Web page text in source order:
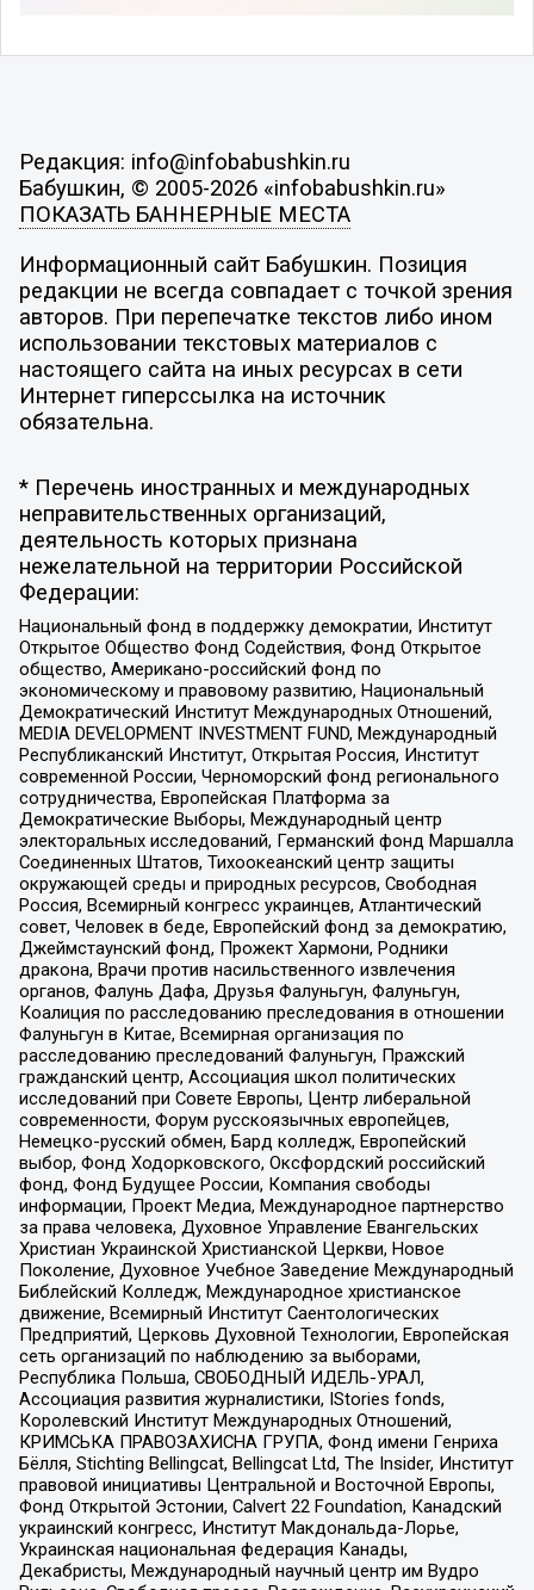
Редакция: info@infobabushkin.ru
Бабушкин, © 2005-2026 «infobabushkin.ru»
ПОКАЗАТЬ БАННЕРНЫЕ МЕСТА
Информационный сайт Бабушкин. Позиция
редакции не всегда совпадает с точкой зрения
авторов. При перепечатке текстов либо ином
использовании текстовых материалов с
настоящего сайта на иных ресурсах в сети
Интернет гиперссылка на источник
обязательна.
* Перечень иностранных и международных
неправительственных организаций,
деятельность которых признана
нежелательной на территории Российской
Федерации:
Национальный фонд в поддержку демократии, Институт
Открытое Общество Фонд Содействия, Фонд Открытое
общество, Американо-российский фонд по
экономическому и правовому развитию, Национальный
Демократический Институт Международных Отношений,
MEDIA DEVELOPMENT INVESTMENT FUND, Международный
Республиканский Институт, Открытая Россия, Институт
современной России, Черноморский фонд регионального
сотрудничества, Европейская Платформа за
Демократические Выборы, Международный центр
электоральных исследований, Германский фонд Маршалла
Соединенных Штатов, Тихоокеанский центр защиты
окружающей среды и природных ресурсов, Свободная
Россия, Всемирный конгресс украинцев, Атлантический
совет, Человек в беде, Европейский фонд за демократию,
Джеймстаунский фонд, Прожект Хармони, Родники
дракона, Врачи против насильственного извлечения
органов, Фалунь Дафа, Друзья Фалуньгун, Фалуньгун,
Коалиция по расследованию преследования в отношении
Фалуньгун в Китае, Всемирная организация по
расследованию преследований Фалуньгун, Пражский
гражданский центр, Ассоциация школ политических
исследований при Совете Европы, Центр либеральной
современности, Форум русскоязычных европейцев,
Немецко-русский обмен, Бард колледж, Европейский
выбор, Фонд Ходорковского, Оксфордский российский
фонд, Фонд Будущее России, Компания свободы
информации, Проект Медиа, Международное партнерство
за права человека, Духовное Управление Евангельских
Христиан Украинской Христианской Церкви, Новое
Поколение, Духовное Учебное Заведение Международный
Библейский Колледж, Международное христианское
движение, Всемирный Институт Саентологических
Предприятий, Церковь Духовной Технологии, Европейская
сеть организаций по наблюдению за выборами,
Республика Польша, СВОБОДНЫЙ ИДЕЛЬ-УРАЛ,
Ассоциация развития журналистики, IStories fonds,
Королевский Институт Международных Отношений,
КРИМСЬКА ПРАВОЗАХИСНА ГРУПА, Фонд имени Генриха
Бёлля, Stichting Bellingcat, Bellingcat Ltd, The Insider, Институт
правовой инициативы Центральной и Восточной Европы,
Фонд Открытой Эстонии, Calvert 22 Foundation, Канадский
украинский конгресс, Институт Макдональда-Лорье,
Украинская национальная федерация Канады,
Декабристы, Международный научный центр им Вудро